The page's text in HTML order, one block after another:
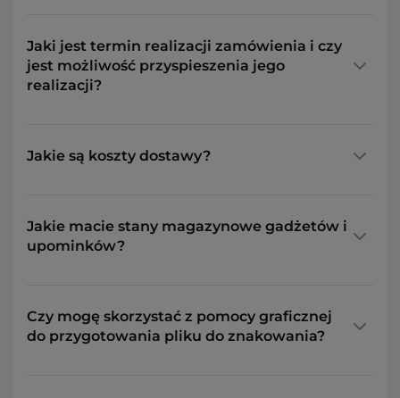
Jaki jest termin realizacji zamówienia i czy
jest możliwość przyspieszenia jego
realizacji?
Jakie są koszty dostawy?
Jakie macie stany magazynowe gadżetów i
upominków?
Czy mogę skorzystać z pomocy graficznej
do przygotowania pliku do znakowania?